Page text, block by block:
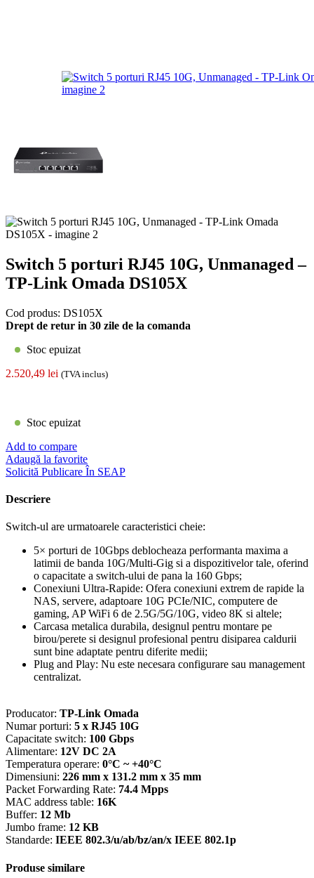
Switch 5 porturi RJ45 10G, Unmanaged –
TP-Link Omada DS105X
Cod produs: DS105X
Drept de retur in 30 zile de la comanda
Stoc epuizat
2.520,49 lei (TVA inclus)
Stoc epuizat
Add to compare
Adaugă la favorite
Solicită Publicare În SEAP
Descriere
Switch-ul are urmatoarele caracteristici cheie:
5× porturi de 10Gbps deblocheaza performanta maxima a
latimii de banda 10G/Multi-Gig si a dispozitivelor tale, oferind
o capacitate a switch-ului de pana la 160 Gbps;
Conexiuni Ultra-Rapide: Ofera conexiuni extrem de rapide la
NAS, servere, adaptoare 10G PCIe/NIC, computere de
gaming, AP WiFi 6 de 2.5G/5G/10G, video 8K si altele;
Carcasa metalica durabila, designul pentru montare pe
birou/perete si designul profesional pentru disiparea caldurii
sunt bine adaptate pentru diferite medii;
Plug and Play: Nu este necesara configurare sau management
centralizat.
Producator: TP-Link Omada
Numar porturi: 5 x RJ45 10G
Capacitate switch: 100 Gbps
Alimentare: 12V DC 2A
Temperatura operare: 0°C ~ +40°C
Dimensiuni: 226 mm x 131.2 mm x 35 mm
Packet Forwarding Rate: 74.4 Mpps
MAC address table: 16K
Buffer: 12 Mb
Jumbo frame: 12 KB
Standarde: IEEE 802.3/u/ab/bz/an/x IEEE 802.1p
Produse similare